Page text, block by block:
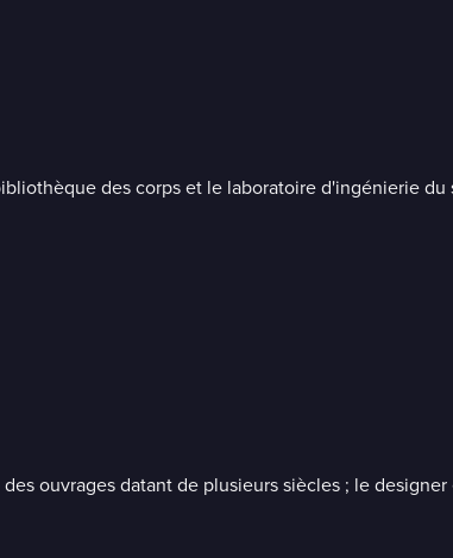
des corps et le laboratoire d'ingénierie
ouvrages datant de plusieurs siècles ; le